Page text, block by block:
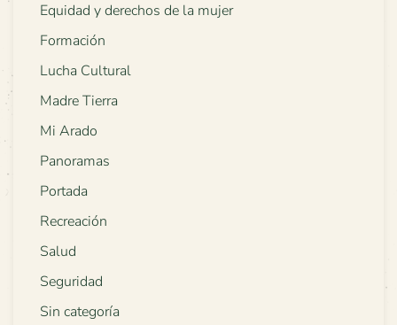
Equidad y derechos de la mujer
Formación
Lucha Cultural
Madre Tierra
Mi Arado
Panoramas
Portada
Recreación
Salud
Seguridad
Sin categoría